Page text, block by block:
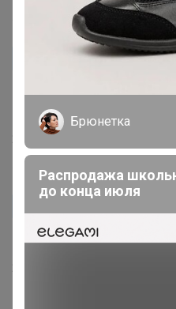
MariyaYuryeva
Здравствуйте!
Красноярске?
28 июня, 2024 15:03
L это 48?
Брюнетка
Распродажа
до конца июля